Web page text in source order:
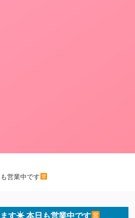
営業中です
す☀ 本日も営業中です